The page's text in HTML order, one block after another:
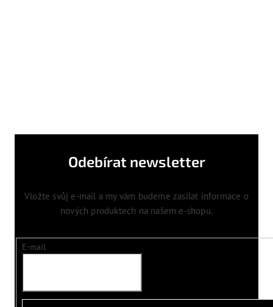
Odebírat newsletter
Vložte svůj e-mail a my vám budeme zasílat informace o
nových produktech na našem e-shopu.
E-mail